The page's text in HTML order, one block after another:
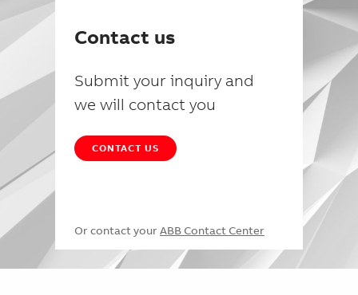
Contact us
Submit your inquiry and
we will contact you
CONTACT US
Or contact your ABB Contact Center